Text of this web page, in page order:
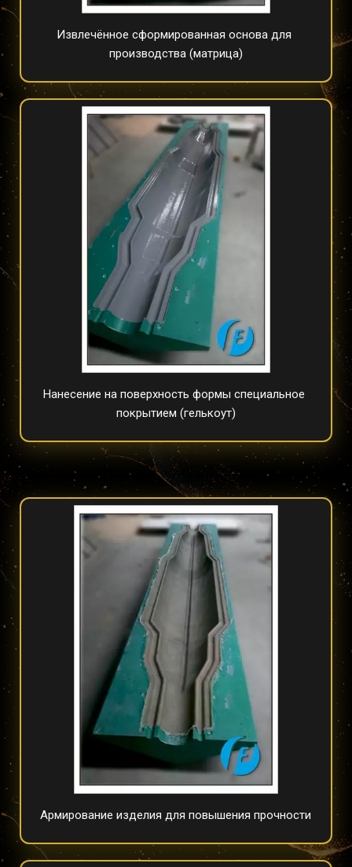
Извлечённое сформированная основа для
производства (матрица)
Нанесение на поверхность формы специальное
покрытием (гелькоут)
Армирование изделия для повышения прочности